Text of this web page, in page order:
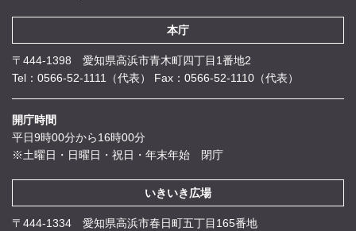
本庁
〒444-1398 愛知県高浜市青木町四丁目1番地2
Tel：0566-52-1111（代表）
Fax：0566-52-1110（代表）
開庁時間
平日9時00分から16時00分
※土曜日・日曜日・祝日・年末年始 閉庁
いきいき広場
〒444-1334 愛知県高浜市春日町五丁目165番地